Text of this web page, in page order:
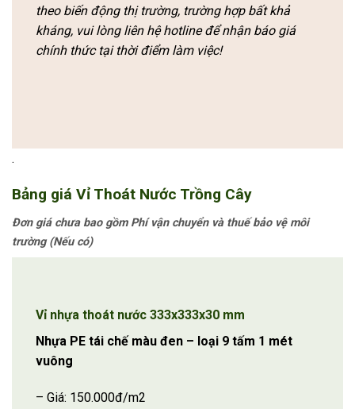
theo biến động thị trường, trường hợp bất khả
kháng, vui lòng liên hệ hotline để nhận báo giá
chính thức tại thời điểm làm việc!
.
Bảng giá Vỉ Thoát Nước Trồng Cây
Đơn giá chưa bao gồm Phí vận chuyển và thuế bảo vệ môi
trường (Nếu có)
Vỉ nhựa thoát nước 333x333x30 mm
Nhựa PE tái chế màu đen – loại 9 tấm 1 mét
vuông
– Giá: 150.000đ/m2